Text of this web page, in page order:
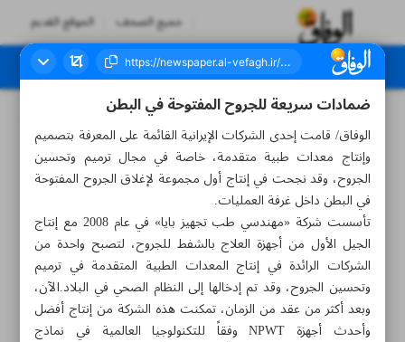
جميع الصحف الموقع القديم
العدد سبعة آلاف وستمائة وتسعة عشر - ٢٣ أكتوبر ٢٠٢٤
ضمادات سريعة للجروح المفتوحة في البطن
الوفاق/ قامت إحدى الشركات الإيرانية القائمة على المعرفة بتصميم
وإنتاج معدات طبية متقدمة، خاصة في مجال ترميم وتحسين
الجروح، وقد نجحت في إنتاج أول مجموعة لإغلاق الجروح المفتوحة
في البطن داخل غرفة العمليات.
تأسست شركة «مهندسي طب تجهيز بایا» في عام 2008 مع إنتاج
الجيل الأول من أجهزة العلاج بالشفط للجروح، لتصبح واحدة من
الشركات الرائدة في إنتاج المعدات الطبية المتقدمة في ترميم
وتحسين الجروح، وقد تم إدخالها إلى النظام الصحي في البلاد.الآن،
وبعد أكثر من عقد من الزمان، تمكنت هذه الشركة من إنتاج أفضل
وأحدث أجهزة NPWT وفقاً للتكنولوجيا العالمية في نماذج